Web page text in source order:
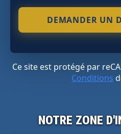
Ce site est protégé par
Conditions
NOTRE ZONE